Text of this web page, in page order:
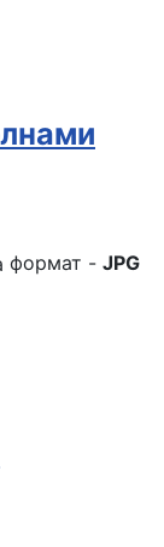
формат - JPG